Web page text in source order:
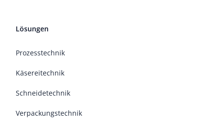
Lösungen
Prozesstechnik
Käsereitechnik
Schneidetechnik
Verpackungstechnik